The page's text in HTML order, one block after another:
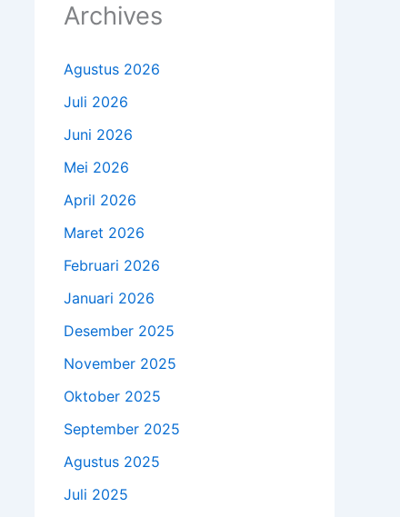
Archives
Agustus 2026
Juli 2026
Juni 2026
Mei 2026
April 2026
Maret 2026
Februari 2026
Januari 2026
Desember 2025
November 2025
Oktober 2025
September 2025
Agustus 2025
Juli 2025